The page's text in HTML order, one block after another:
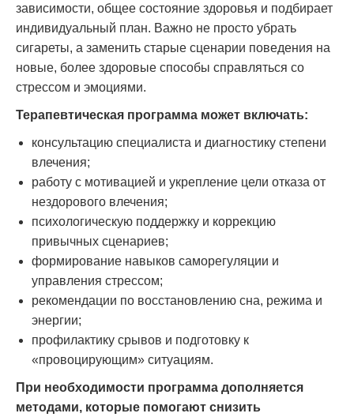
зависимости, общее состояние здоровья и подбирает
индивидуальный план. Важно не просто убрать
сигареты, а заменить старые сценарии поведения на
новые, более здоровые способы справляться со
стрессом и эмоциями.
Терапевтическая программа может включать:
консультацию специалиста и диагностику степени
влечения;
работу с мотивацией и укрепление цели отказа от
нездорового влечения;
психологическую поддержку и коррекцию
привычных сценариев;
формирование навыков саморегуляции и
управления стрессом;
рекомендации по восстановлению сна, режима и
энергии;
профилактику срывов и подготовку к
«провоцирующим» ситуациям.
При необходимости программа дополняется
методами, которые помогают снизить